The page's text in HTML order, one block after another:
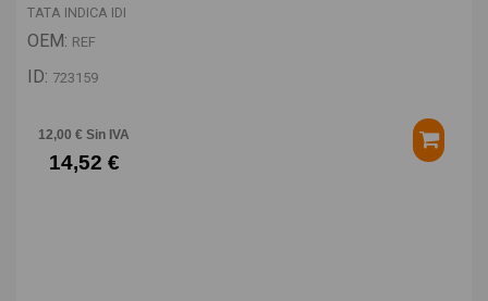
TATA INDICA IDI
OEM: REF
ID: 723159
12,00 € Sin IVA
14,52 €